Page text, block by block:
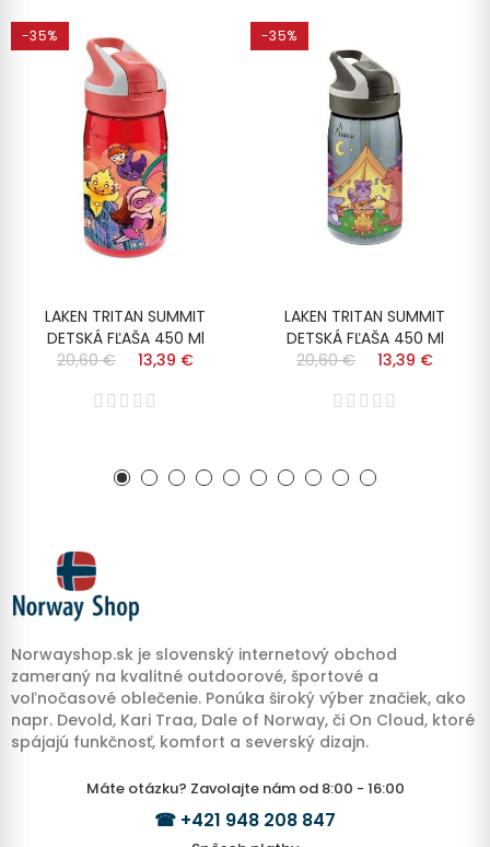
-35%
LAKEN TRITAN SUMMIT
DETSKÁ FĽAŠA 450 Ml
20,60 €
13,39 €
-35%
LAKEN TRITAN SUMMIT
DETSKÁ FĽAŠA 450 Ml
20,60 €
13,39 €
Norwayshop.sk je slovenský internetový obchod
zameraný na kvalitné outdoorové, športové a
voľnočasové oblečenie. Ponúka široký výber značiek, ako
napr. Devold, Kari Traa, Dale of Norway, či On Cloud, ktoré
spájajú funkčnosť, komfort a severský dizajn.
Máte otázku? Zavolajte nám od 8:00 - 16:00
☎ +421 948 208 847